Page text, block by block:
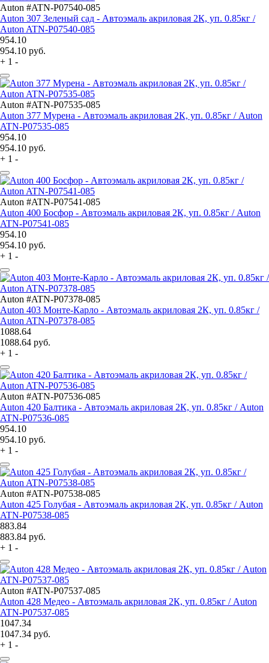
Auton #ATN-P07540-085
Auton 307 Зеленый сад - Автоэмаль акриловая 2К, уп. 0.85кг /
Auton ATN-P07540-085
954.10
954.10 руб.
+ 1 -
Auton #ATN-P07535-085
Auton 377 Мурена - Автоэмаль акриловая 2К, уп. 0.85кг / Auton
ATN-P07535-085
954.10
954.10 руб.
+ 1 -
Auton #ATN-P07541-085
Auton 400 Босфор - Автоэмаль акриловая 2К, уп. 0.85кг / Auton
ATN-P07541-085
954.10
954.10 руб.
+ 1 -
Auton #ATN-P07378-085
Auton 403 Монте-Карло - Автоэмаль акриловая 2К, уп. 0.85кг /
Auton ATN-P07378-085
1088.64
1088.64 руб.
+ 1 -
Auton #ATN-P07536-085
Auton 420 Балтика - Автоэмаль акриловая 2К, уп. 0.85кг / Auton
ATN-P07536-085
954.10
954.10 руб.
+ 1 -
Auton #ATN-P07538-085
Auton 425 Голубая - Автоэмаль акриловая 2К, уп. 0.85кг / Auton
ATN-P07538-085
883.84
883.84 руб.
+ 1 -
Auton #ATN-P07537-085
Auton 428 Медео - Автоэмаль акриловая 2К, уп. 0.85кг / Auton
ATN-P07537-085
1047.34
1047.34 руб.
+ 1 -